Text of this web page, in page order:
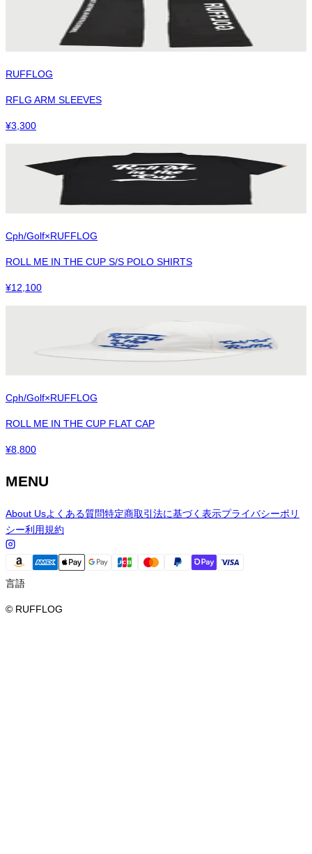
RUFFLOG
RFLG ARM SLEEVES
¥3,300
Cph/Golf×RUFFLOG
ROLL ME IN THE CUP S/S POLO SHIRTS
¥12,100
Cph/Golf×RUFFLOG
ROLL ME IN THE CUP FLAT CAP
¥8,800
MENU
About Usよくある質問特定商取引法に基づく表示プライバシーポリ
シー利用規約
言語
© RUFFLOG